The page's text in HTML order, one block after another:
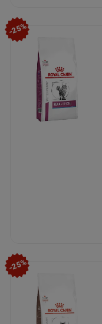
-25%
-25%